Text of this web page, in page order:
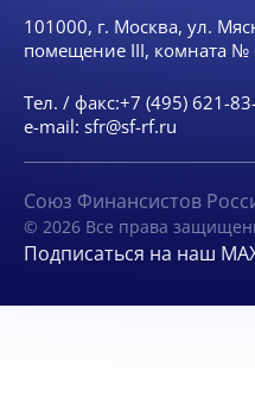
101000, г. Москва, ул.
помещение III, комната №
Тел. / факс:+7 (495) 621-
e-mail: sfr@sf-rf.ru
Союз Финансистов
© 2026 Все права
Подписаться на наш